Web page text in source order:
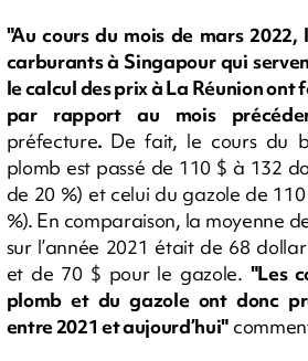
"Au cours du mois de mars
carburants à Singapour qui
le calcul des prix à La Réunion
par rapport au mois
préfecture. De fait, le cours du
plomb est passé de 110 $ à 132
de 20 %) et celui du gazole de
%). En comparaison, la moyenne
sur l’année 2021 était de 68
et de 70 $ pour le gazole. "Les
plomb et du gazole ont donc
entre 2021 et aujourd’hui"